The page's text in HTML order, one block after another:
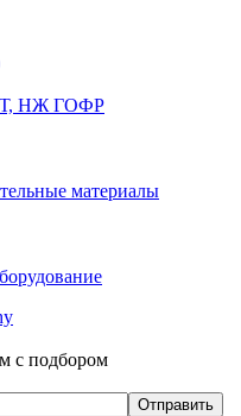
НЖ ГОФР
материалы
с подбором
Отправить